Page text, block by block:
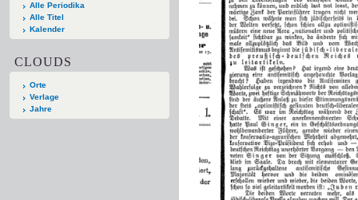
Alle Periodika
Alle Titel
Kalender
CLOUDS
Orte
Verlage
Jahre